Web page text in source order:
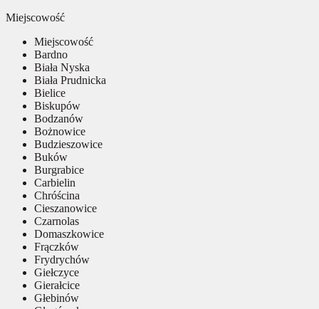
Miejscowość
Miejscowość
Bardno
Biała Nyska
Biała Prudnicka
Bielice
Biskupów
Bodzanów
Bożnowice
Budzieszowice
Buków
Burgrabice
Carbielin
Chróścina
Cieszanowice
Czarnolas
Domaszkowice
Frączków
Frydrychów
Giełczyce
Gierałcice
Głebinów